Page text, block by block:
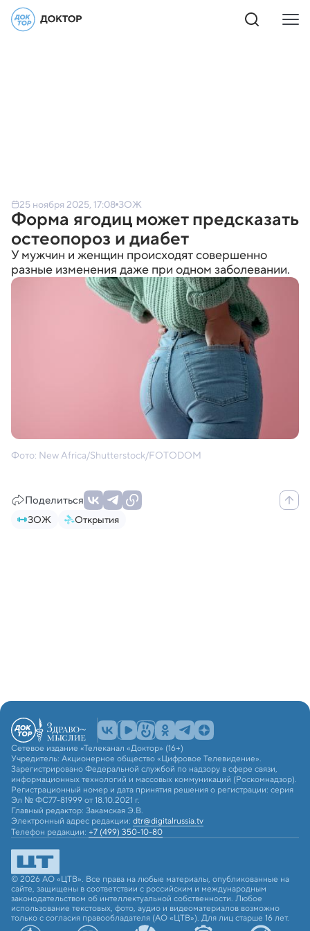
25 ноября 2025, 17:08 ЗОЖ
Форма ягодиц может предсказать
остеопороз и диабет
У мужчин и женщин происходят совершенно
разные изменения даже при одном заболевании.
Фото: New Africa/Shutterstock/FOTODOM
Поделиться
ЗОЖ Открытия
Сетевое издание «Телеканал «Доктор» (16+)
Учредитель: Акционерное общество «Цифровое Телевидение».
Зарегистрировано Федеральной службой по надзору в сфере связи,
информационных технологий и массовых коммуникаций (Роскомнадзор).
Регистрационный номер и дата принятия решения о регистрации: серия
Эл № ФС77-81999 от 18.10.2021 г.
Главный редактор: Закамская Э.В.
Электронный адрес редакции: dtr@digitalrussia.tv
Телефон редакции: +7 (499) 350-10-80
© 2026 АО «ЦТВ». Все права на любые материалы, опубликованные на
сайте, защищены в соответствии с российским и международным
законодательством об интеллектуальной собственности. Любое
использование текстовых, фото, аудио и видеоматериалов возможно
только с согласия правообладателя (АО «ЦТВ»). Для лиц старше 16 лет.